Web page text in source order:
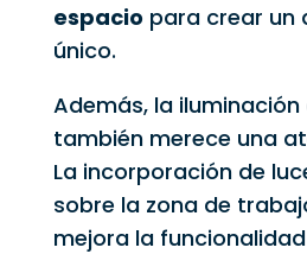
espacio para crear un
único.
Además, la
también merece una
La incorporación de
sobre la zona de
mejora la